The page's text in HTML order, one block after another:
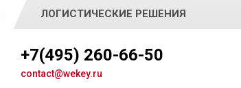
ЛОГИСТИЧЕСКИЕ РЕШЕНИЯ
+7(495) 260-66-50
contact@wekey.ru